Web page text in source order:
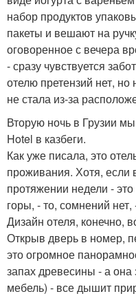
набор продуктов
пакеты и вешают на
оговоренное с вечера
- сразу чувствуется
отелю претензий нет,
не стала из-за
Вторую ночь в Грузии
Hotel в казбеги.
Как уже писала, это
проживания. Хотя, если
протяжении недели -
горы, - то, сомнений
Дизайн отеля, конечно,
Открыв дверь в номер,
это огромное
запах древесины - а она
мебель) - все дышит